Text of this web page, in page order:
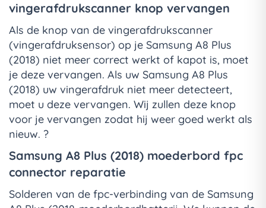
vingerafdrukscanner knop vervangen
Als de knop van de vingerafdrukscanner
(vingerafdruksensor) op je Samsung A8 Plus
(2018) niet meer correct werkt of kapot is, moet
je deze vervangen. Als uw Samsung A8 Plus
(2018) uw vingerafdruk niet meer detecteert,
moet u deze vervangen. Wij zullen deze knop
voor je vervangen zodat hij weer goed werkt als
nieuw. ?
Samsung A8 Plus (2018) moederbord fpc
connector reparatie
Solderen van de fpc-verbinding van de Samsung